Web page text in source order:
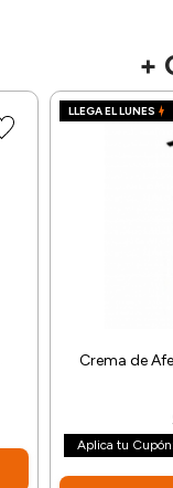
+
LLEGA EL LUNES
Crema de
Aplica tu